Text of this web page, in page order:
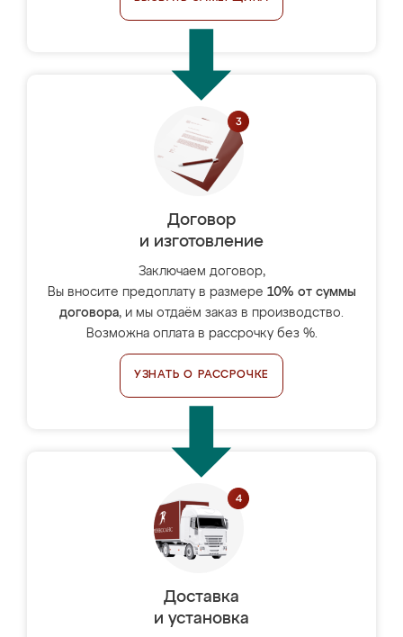
Договор
и изготовление
Заключаем договор,
Вы вносите предоплату в размере 10% от суммы
договора, и мы отдаём заказ в производство.
Возможна оплата в рассрочку без %.
УЗНАТЬ О РАССРОЧКЕ
Доставка
и установка